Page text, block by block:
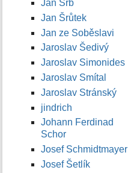
Ján Srb
Jan Šrůtek
Jan ze Soběslavi
Jaroslav Šedivý
Jaroslav Simonides
Jaroslav Smítal
Jaroslav Stránský
jindrich
Johann Ferdinad
Schor
Josef Schmidtmayer
Josef Šetlík